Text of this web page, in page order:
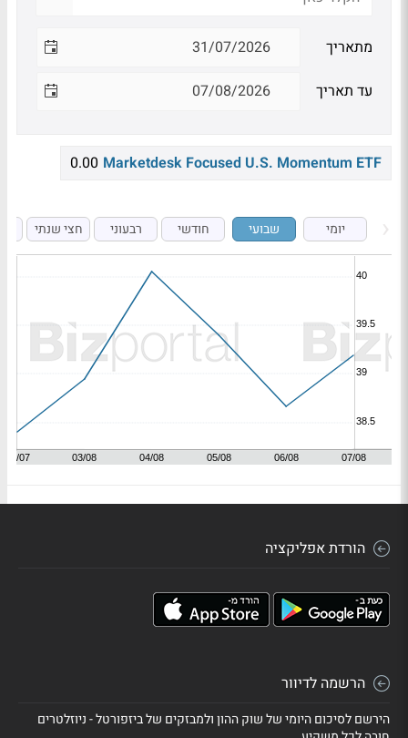
מתאריך
עד תאריך
Marketdesk Focused U.S. Momentum ETF
0.00
יומי שבועי חודשי רבעוני חצי שנתי
הורדת אפליקציה
הרשמה לדיוור
הירשם לסיכום היומי של שוק ההון ולמבזקים של ביזפורטל - ניוזלטרים